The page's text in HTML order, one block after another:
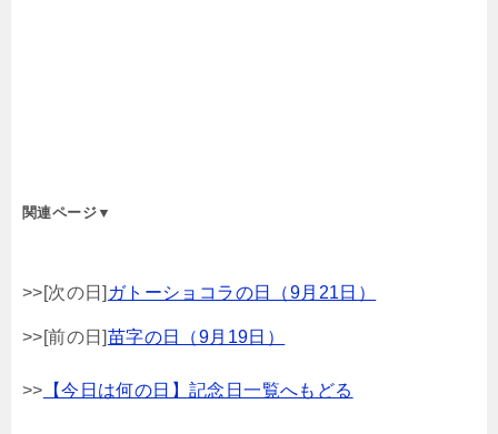
関連ページ▼
>>[次の日] ガトーショコラの日（9月21日）
>>[前の日]苗字の日（9月19日）
>> 【今日は何の日】記念日一覧へもどる